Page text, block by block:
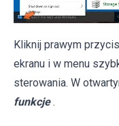
Kliknij prawym
ekranu i w menu
sterowania. W
funkcje .